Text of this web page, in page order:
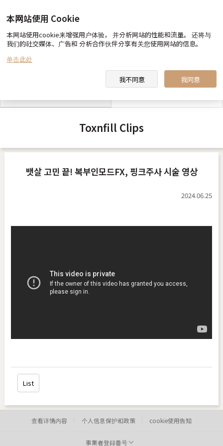
toxnfill 美容医院 向您约定 医生&职员 介绍
合作酒店指南
Toxnfill Clips
뱃살 고민 끝! 복부인모드FX, 핑크주사 시술 영상
2024.06.25
List
查看详情内容 个人信息保护和政策 cookie使用告知
事業者登録番号
本网站使用 Cookie
本网站使用cookie来增强用户体验， 并分析网站的性能和流量。 还将与
我们的社交媒体、广告和 分析合作伙伴分享有关您使用网站的信息。
单击此处
我不同意 我同意